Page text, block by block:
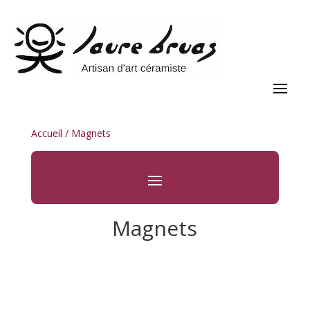
Accueil / Magnets
Magnets